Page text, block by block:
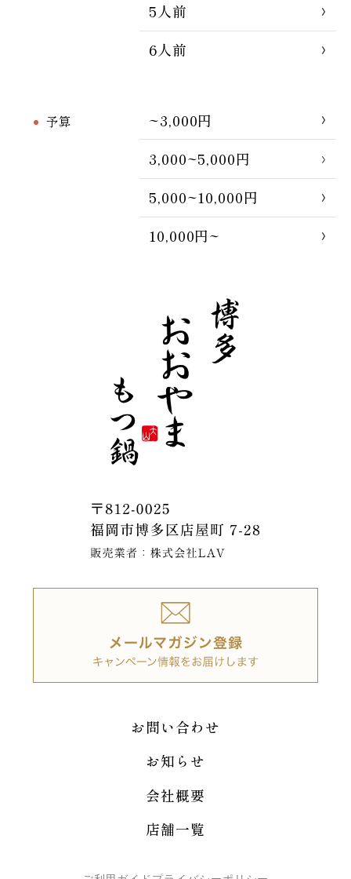
5人前
6人前
予算
~3,000円
3,000~5,000円
5,000~10,000円
10,000円~
お問い合わせ
お知らせ
会社概要
店舗一覧